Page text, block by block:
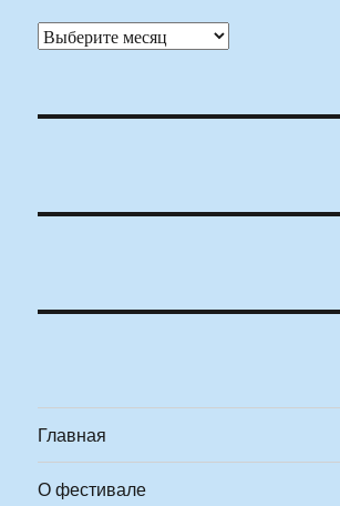
Архивы
Главная
О фестивале